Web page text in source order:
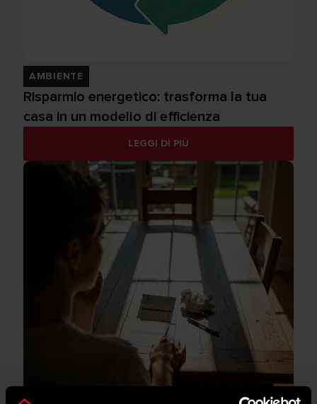
AMBIENTE
Risparmio energetico: trasforma la tua
casa in un modello di efficienza
LEGGI DI PIÙ